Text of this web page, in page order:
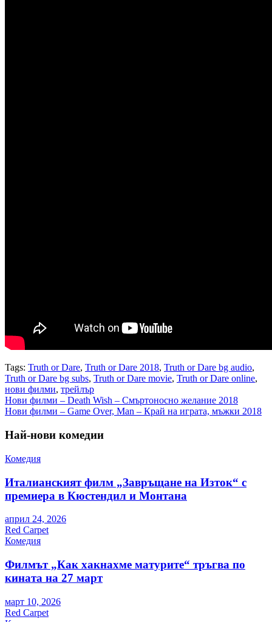
Tags: Truth or Dare, Truth or Dare 2018, Truth or Dare bg audio,
Truth or Dare bg subs, Truth or Dare movie, Truth or Dare online,
нови филми, трейлър
Навигация
Нови филми – Death Wish – Смъртоносно желание 2018
Нови филми – Game Over, Man – Край на играта, мъжки 2018
Най-нови комедии
Комедия
Италианският филм „Завръщане на Изток“ с
премиера в Кюстендил и Монтана
април 24, 2026
Red Carpet
Комедия
Филмът „Как хакнахме матурите“ тръгва по
кината на 27 март
март 10, 2026
Red Carpet